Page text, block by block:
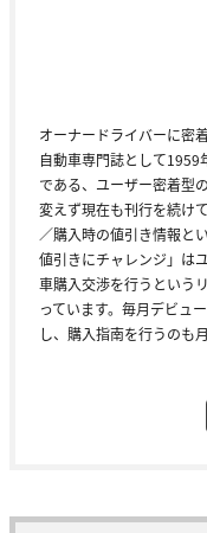
オーナードライバーに密
自動車専門誌として
である、ユーザー密着型
変えず現在も刊行を続け
／購入時の値引き情報と
値引きにチャレンジ」は
車購入交渉を行うという
っています。毎月デビュ
し、購入指南を行うのも